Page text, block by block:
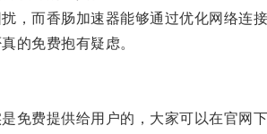
而香肠加速器能够通过优化网络连接
免费抱有疑虑。
费提供给用户的，大家可以在官网下